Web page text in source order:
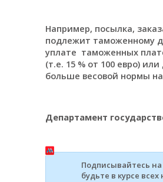
Например, посылка,
подлежит таможенному
уплате таможенных
(т.е. 15 % от 100 евро)
больше весовой нормы
Департамент
Подписывайтесь
будьте в курсе всех